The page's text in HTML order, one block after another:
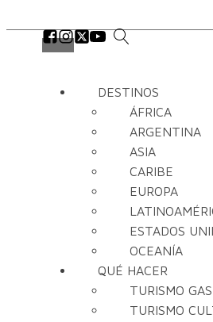
DESTINOS
ÁFRICA
ARGENTINA
ASIA
CARIBE
EUROPA
ESTADOS
OCEANÍA
QUÉ HACER
TURISMO
TURISMO